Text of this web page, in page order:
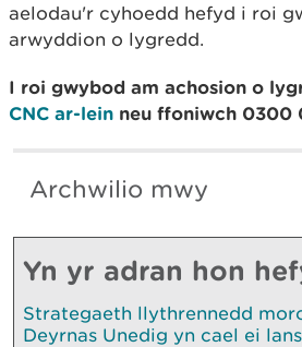
aelodau'r cyhoedd hefyd i roi
arwyddion o lygredd.
I roi gwybod am achosion o
CNC ar-lein neu ffoniwch 0300
Archwilio mwy
Yn yr adran hon
Strategaeth llythrennedd
Deyrnas Unedig yn cael ei